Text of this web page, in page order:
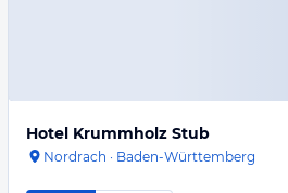
Hotel Krummholz Stub
Nordrach · Baden-Württemberg